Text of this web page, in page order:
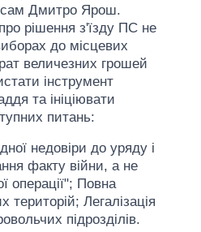
сам Дмитро Ярош.
рішення з'їзду ПС не
до місцевих
величезних грошей
інструмент
та ініціювати
питань:
недовіри до уряду і
факту війни, а не
операції"; Повна
територій; Легалізація
підрозділів.